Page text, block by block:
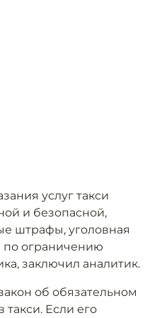
услуг такси
и безопасной,
штрафы, уголовная
по ограничению
заключил аналитик.
об обязательном
такси. Если его